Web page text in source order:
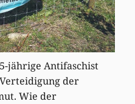
jährige Antifaschist
der
Wie der